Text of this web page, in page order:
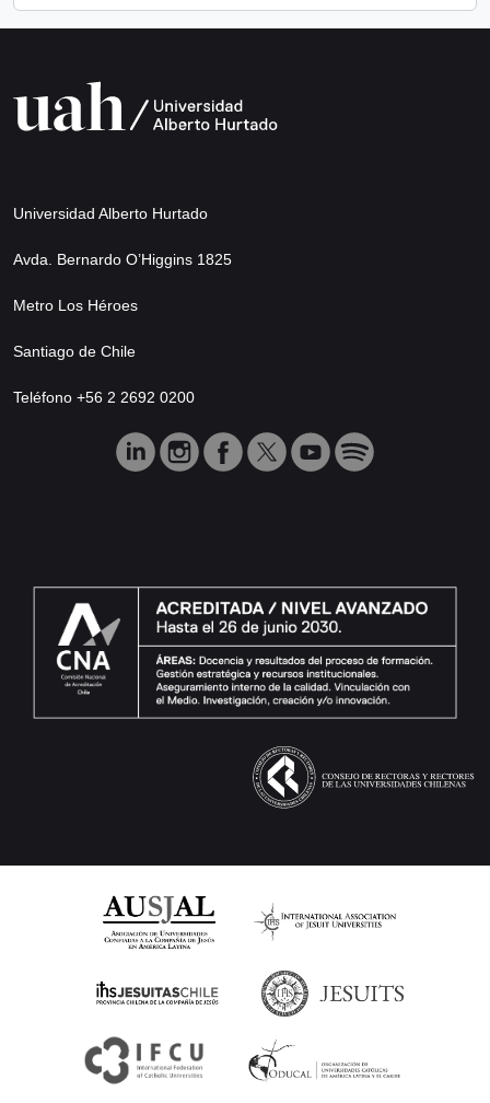
Universidad Alberto Hurtado
Avda. Bernardo O’Higgins 1825
Metro Los Héroes
Santiago de Chile
Teléfono +56 2 2692 0200